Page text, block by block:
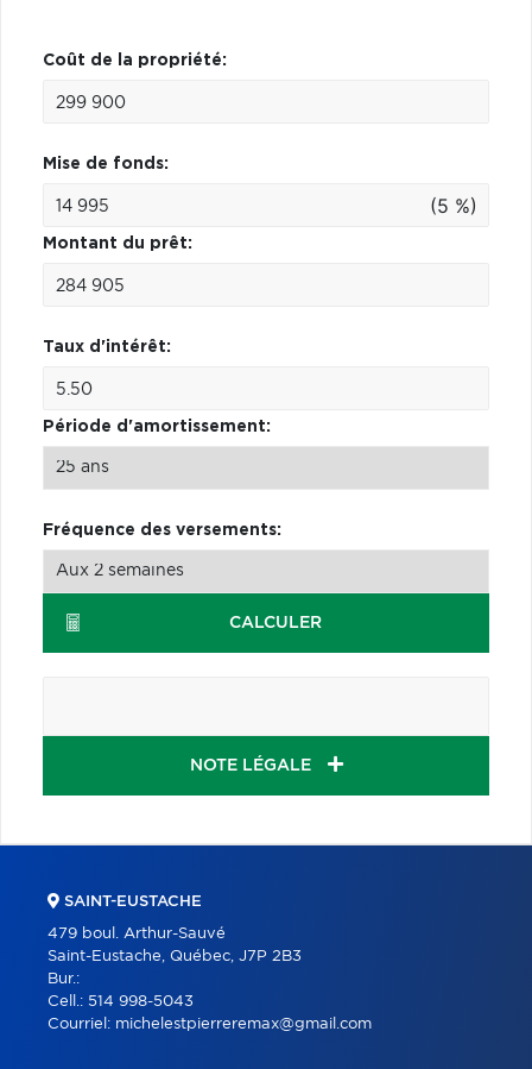
Coût de la propriété:
Mise de fonds:
(5 %)
Montant du prêt:
Taux d'intérêt:
Période d'amortissement:
Fréquence des versements:
CALCULER
NOTE LÉGALE
SAINT-EUSTACHE
479 boul. Arthur-Sauvé
Saint-Eustache, Québec, J7P 2B3
Bur.:
Cell.: 514 998-5043
Courriel: michelestpierreremax@gmail.com